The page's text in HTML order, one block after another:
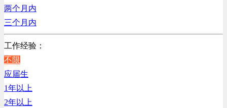
互联网/电子商务/游戏类
建筑装潢/市政建设类
通信/移动互联网/手机类
技工/维修类
房地产开发/物业管理类
生产/加工/认证类
综合技术类
汽车/交通类
两个月内
三个月内
工作经验：
不限
应届生
1年以上
2年以上